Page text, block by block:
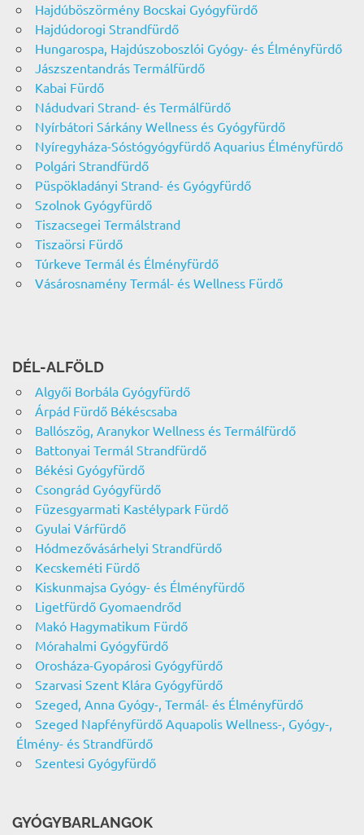
Hajdúböszörmény Bocskai Gyógyfürdő
Hajdúdorogi Strandfürdő
Hungarospa, Hajdúszoboszlói Gyógy- és Élményfürdő
Jászszentandrás Termálfürdő
Kabai Fürdő
Nádudvari Strand- és Termálfürdő
Nyírbátori Sárkány Wellness és Gyógyfürdő
Nyíregyháza-Sóstógyógyfürdő Aquarius Élményfürdő
Polgári Strandfürdő
Püspökladányi Strand- és Gyógyfürdő
Szolnok Gyógyfürdő
Tiszacsegei Termálstrand
Tiszaörsi Fürdő
Túrkeve Termál és Élményfürdő
Vásárosnamény Termál- és Wellness Fürdő
DÉL-ALFÖLD
Algyői Borbála Gyógyfürdő
Árpád Fürdő Békéscsaba
Ballószög, Aranykor Wellness és Termálfürdő
Battonyai Termál Strandfürdő
Békési Gyógyfürdő
Csongrád Gyógyfürdő
Füzesgyarmati Kastélypark Fürdő
Gyulai Várfürdő
Hódmezővásárhelyi Strandfürdő
Kecskeméti Fürdő
Kiskunmajsa Gyógy- és Élményfürdő
Ligetfürdő Gyomaendrőd
Makó Hagymatikum Fürdő
Mórahalmi Gyógyfürdő
Orosháza-Gyopárosi Gyógyfürdő
Szarvasi Szent Klára Gyógyfürdő
Szeged, Anna Gyógy-, Termál- és Élményfürdő
Szeged Napfényfürdő Aquapolis Wellness-, Gyógy-,
Élmény- és Strandfürdő
Szentesi Gyógyfürdő
GYÓGYBARLANGOK